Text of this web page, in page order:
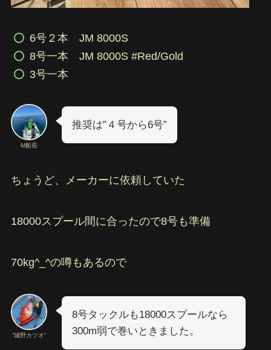
6号２本 JM 8000S
8号一本 JM 8000S #Red/Gold
3号一本
M船長
推奨は”４号から6号”
ちょうど、メーカーに依頼していた
18000スプール間に合ったので8号も準備
70kg^_^の噂もあるので
“城野カツオ”
8号タックルも18000スプールなら
300m弱で巻いときました。